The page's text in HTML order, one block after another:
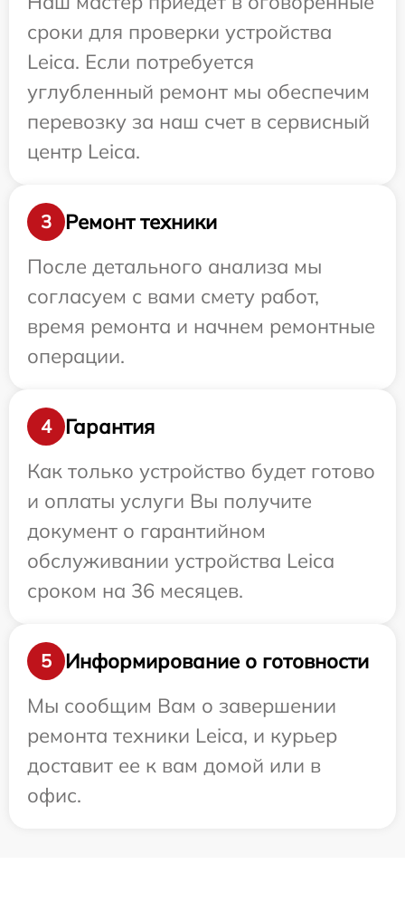
сроки для проверки устройства
Leica. Если потребуется
углубленный ремонт мы обеспечим
перевозку за наш счет в сервисный
центр Leica.
3
Ремонт техники
После детального анализа мы
согласуем с вами смету работ,
время ремонта и начнем ремонтные
операции.
4
Гарантия
Как только устройство будет готово
и оплаты услуги Вы получите
документ о гарантийном
обслуживании устройства Leica
сроком на 36 месяцев.
5
Информирование о готовности
Мы сообщим Вам о завершении
ремонта техники Leica, и курьер
доставит ее к вам домой или в
офис.